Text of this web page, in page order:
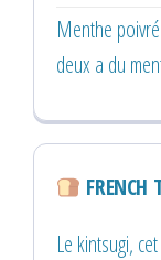
Menthe
deux a du
FRENCH
Le kintsugi,